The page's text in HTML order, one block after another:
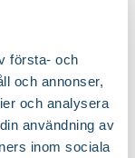
första- och
och annonser,
och analysera
användning av
inom sociala
Online